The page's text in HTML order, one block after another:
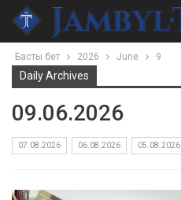
Басты бет 2026 June 9
Daily Archives
09.06.2026
07.08.2026 06.08.2026 05.08.2026